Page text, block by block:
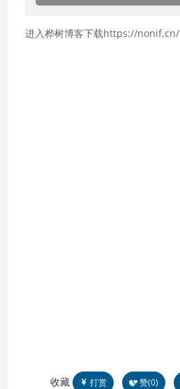
进入桦树博客下载https://nonif.cn/
收藏 打赏 赞(0)